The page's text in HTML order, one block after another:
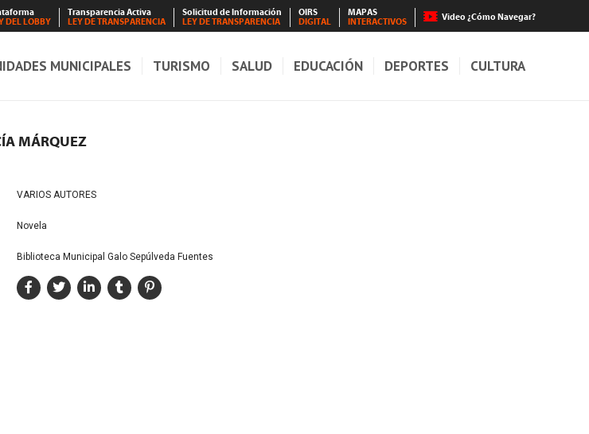
DEL LOBBY
Transparencia Activa
LEY DE TRANSPARENCIA
Solicitud de Información
LEY DE TRANSPARENCIA
OIRS
DIGITAL
MAPAS
INTERACTIVOS
Video ¿Cómo Navegar?
MUNICIPALES TURISMO SALUD EDUCACIÓN DEPORTES CULTURA
MÁRQUEZ
VARIOS AUTORES
Novela
Biblioteca Municipal Galo Sepúlveda Fuentes